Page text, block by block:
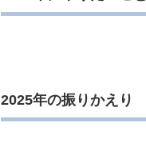
2025年の振りかえり